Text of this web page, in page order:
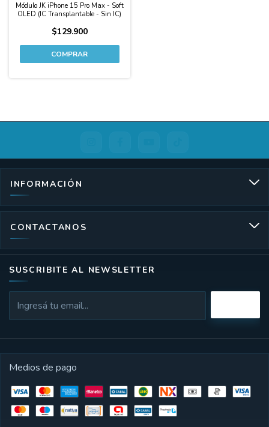
Módulo JK iPhone 15 Pro Max - Soft
OLED (IC Transplantable - Sin IC)
$129.900
INFORMACIÓN
CONTACTANOS
SUSCRIBITE AL NEWSLETTER
Medios de pago